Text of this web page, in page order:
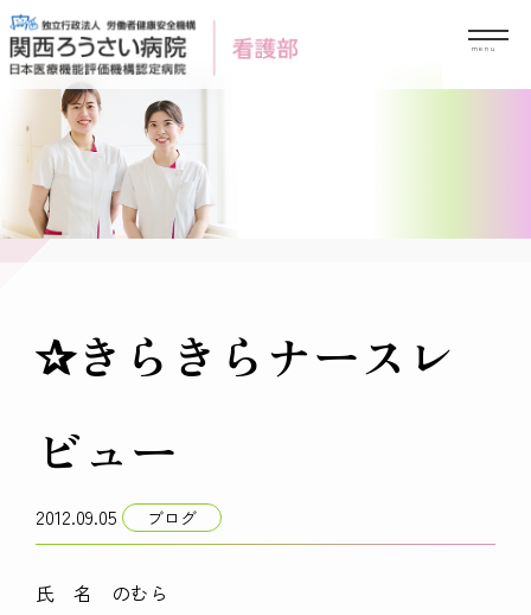
Skip
to
content
✰きらきらナースレ
ビュー
2012.09.05 ブログ
氏 名 のむら